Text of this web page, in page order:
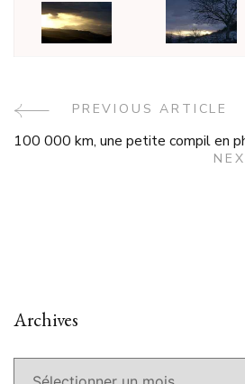
Post
PREVIOUS ARTICLE
100 000 km, une petite compil en
Archives